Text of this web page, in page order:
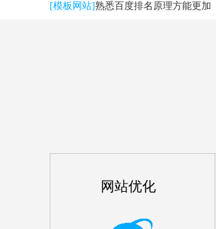
[模板网站]熟悉百度排名原理方能更加
网站优化